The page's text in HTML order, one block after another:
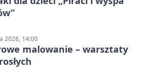
2026, 14:00
malowanie – warsztaty